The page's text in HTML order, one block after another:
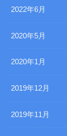
2022年6月
2020年5月
2020年1月
2019年12月
2019年11月